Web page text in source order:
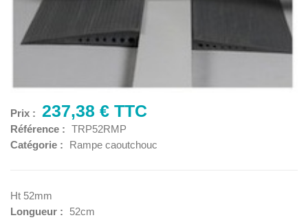
Prix : 237,38 € TTC
Référence : TRP52RMP
Catégorie :
Rampe caoutchouc
Ht 52mm
Longueur :
52cm